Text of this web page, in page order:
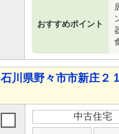
おすすめポイント
石川県野々市市新庄２
中古住宅